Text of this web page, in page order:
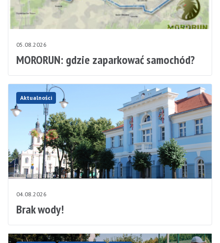
05.08.2026
MORORUN: gdzie zaparkować samochód?
Aktualności
04.08.2026
Brak wody!